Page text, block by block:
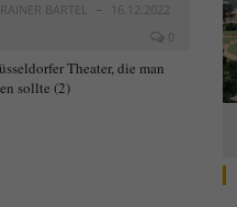
RAINER BARTEL
16.12.2022
0
Theater, die man
sollte (2)